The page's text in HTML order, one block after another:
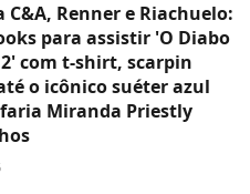
C&A, Renner e Riachuelo:
para assistir 'O Diabo
com t-shirt, scarpin
o icônico suéter azul
Miranda Priestly